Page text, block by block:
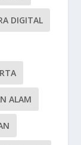
DIGITAL
ALAM